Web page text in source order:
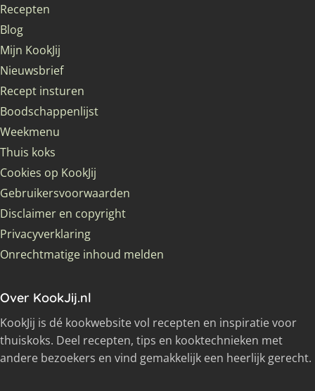
Recepten
Blog
Mijn KookJij
Nieuwsbrief
Recept insturen
Boodschappenlijst
Weekmenu
Thuis koks
Cookies op KookJij
Gebruikersvoorwaarden
Disclaimer en copyright
Privacyverklaring
Onrechtmatige inhoud melden
Over KookJij.nl
KookJij is dé kookwebsite vol recepten en inspiratie voor
thuiskoks. Deel recepten, tips en kooktechnieken met
andere bezoekers en vind gemakkelijk een heerlijk gerecht.